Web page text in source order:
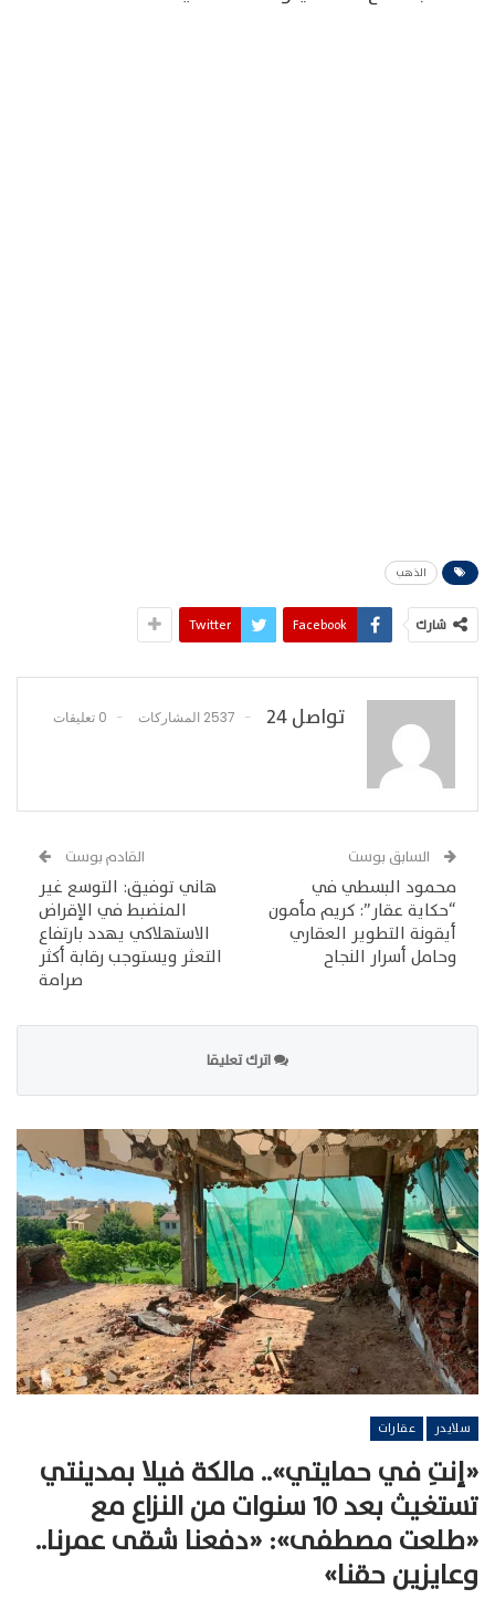
الذهب
شارك Facebook
Twitter
تواصل 24 2537 المشاركات 0 تعليقات
السابق بوست
محمود البسطي في
“حكاية عقار”: كريم مأمون
أيقونة التطوير العقاري
وحامل أسرار النجاح
القادم بوست
هاني توفيق: التوسع غير
المنضبط في الإقراض
الاستهلاكي يهدد بارتفاع
التعثر ويستوجب رقابة أكثر
صرامة
اترك تعليقا
سلايدر عقارات
«إنتِ في حمايتي».. مالكة فيلا بمدينتي
تستغيث بعد 10 سنوات من النزاع مع
«طلعت مصطفى»: «دفعنا شقى عمرنا..
وعايزين حقنا»